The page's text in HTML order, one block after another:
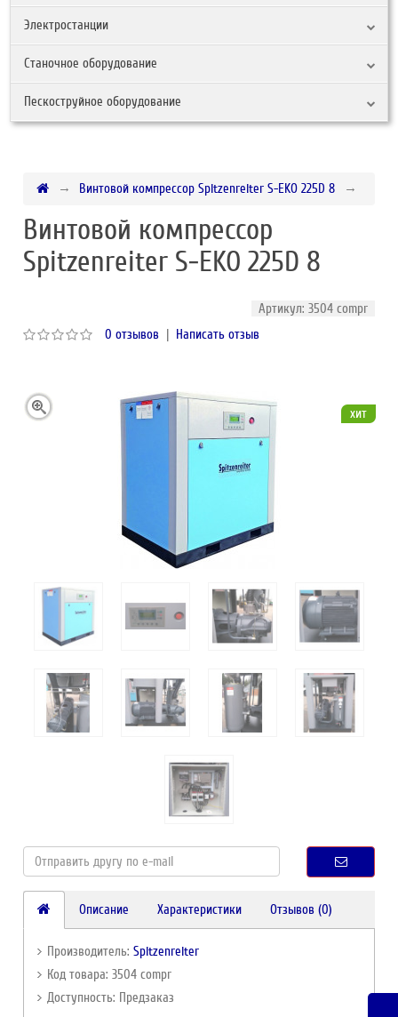
Электростанции
Станочное оборудование
Пескоструйное оборудование
Винтовой компрессор Spitzenreiter S-EKO 225D 8
Винтовой компрессор
Spitzenreiter S-EKO 225D 8
Артикул: 3504 compr
0 отзывов | Написать отзыв
хит
Описание Характеристики Отзывов (0)
Производитель:Spitzenreiter
Код товара: 3504 compr
Доступность: Предзаказ